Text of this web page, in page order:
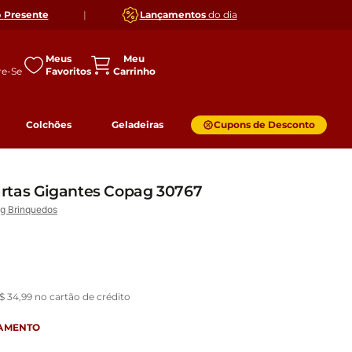
Presente | Lançamentosdo dia
Meus
Favoritos
Colchões Geladeiras Cupons de Desconto
Gigantes Copag 30767
Brinquedos
34 99 no cartão de crédito